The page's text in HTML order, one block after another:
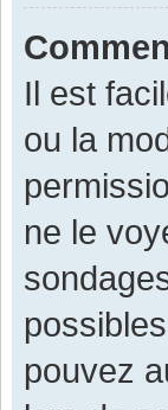
Il est
ou la
ne le
pouvez